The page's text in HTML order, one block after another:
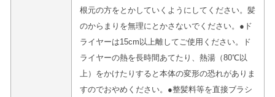
根元の方をとかしていくようにしてください。髪
のからまりを無理にとかさないでください。●ド
ライヤーは15cm以上離してご使用ください。ド
ライヤーの熱を長時間あてたり、熱湯（80℃以
上）をかけたりすると本体の変形の恐れがありま
すのでおやめください。●整髪料等を直接ブラシ